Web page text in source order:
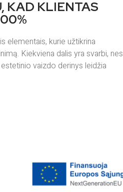
KAD KLIENTAS
elementais, kurie užtikrina
Kiekviena dalis yra svarbi, nes
vaizdo derinys leidžia